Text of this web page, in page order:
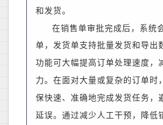
和发货。
在销售单审批完成后，系统
单，发货单支持批量发货和导出
功能可大幅提高订单处理速度，
力。在面对大量或复杂的订单时
保快速、准确地完成发货任务，
延误。通过减少人工干预，降低